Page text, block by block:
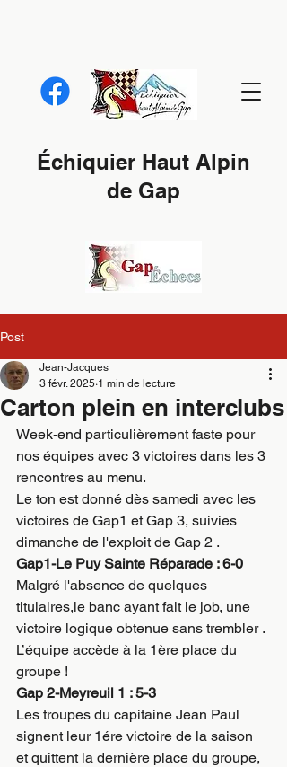
Échiquier Haut Alpin
de Gap
Post
Carton plein en interclubs
Jean-Jacques
3 févr. 2025 1 min de lecture
Week-end particulièrement faste pour
nos équipes avec 3 victoires dans les 3
rencontres au menu.
Le ton est donné dès samedi avec les
victoires de Gap1 et Gap 3, suivies
dimanche de l'exploit de Gap 2 .
Gap1-Le Puy Sainte Réparade : 6-0
Malgré l'absence de quelques
titulaires,le banc ayant fait le job, une
victoire logique obtenue sans trembler .
L’équipe accède à la 1ère place du
groupe !
Gap 2-Meyreuil 1 : 5-3
Les troupes du capitaine Jean Paul
signent leur 1ére victoire de la saison
et quittent la dernière place du groupe,